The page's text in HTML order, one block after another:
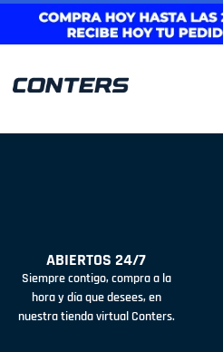
ABIERTOS 24/7
Siempre contigo, compra a la
hora y día que desees, en
nuestra tienda virtual Conters.